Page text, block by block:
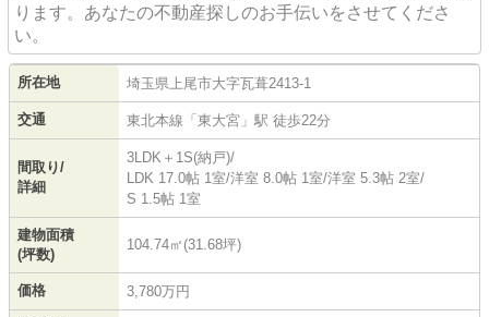
ります。あなたの不動産探しのお手伝いをさせてくださ
い。
所在地 埼玉県 上尾市大字瓦葺2413-1
交通 東北本線 「 東大宮 」駅 徒歩22分
間取り/
詳細
3LDK＋1S(納戸)/
LDK 17.0帖 1室/洋室 8.0帖 1室/洋室 5.3帖 2室/
S 1.5帖 1室
建物面積
(坪数)
104.74㎡(31.68坪)
価格 3,780万円